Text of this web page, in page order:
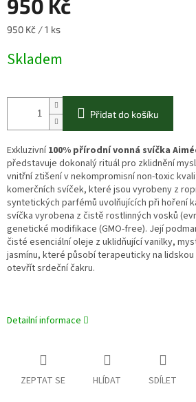
950 Kč
Měrná
950 Kč / 1 ks
Skladem
Přidat do košíku
Exkluzivní100% přírodní vonná svíčka
představuje dokonalý rituál pro zklidnění
vnitřní ztišení v nekompromisní non-toxic
komerčních svíček, které jsou vyrobeny z
syntetických parfémů uvolňujících při hoření
svíčka vyrobena z čistě rostlinných vosků
genetické modifikace (GMO-free). Její
čisté esenciální oleje z uklidňující vanilky,
jasmínu, které působí terapeuticky na lidskou
otevřít srdeční čakru.
Detailní informace
ZEPTAT SE HLÍDAT SDÍLET